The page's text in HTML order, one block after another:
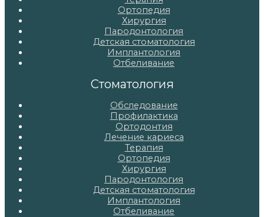
Ортопедия
Хирургия
Пародонтология
Детская стоматология
Имплантология
Отбеливание
Стоматология
Обследование
Профилактика
Ортодонтия
Лечение кариеса
Терапия
Ортопедия
Хирургия
Пародонтология
Детская стоматология
Имплантология
Отбеливание